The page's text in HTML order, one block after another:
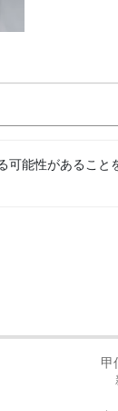
可能性があること
甲